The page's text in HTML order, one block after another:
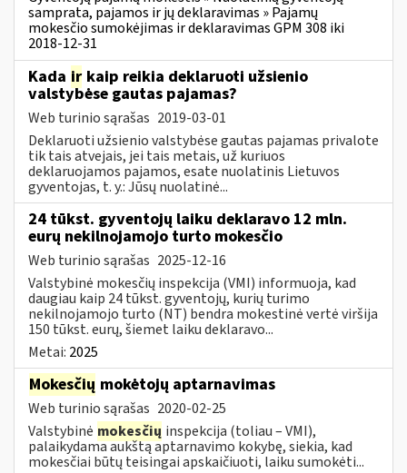
samprata, pajamos ir jų deklaravimas » Pajamų
mokesčio sumokėjimas ir deklaravimas GPM 308 iki
2018-12-31
Kada ir kaip reikia deklaruoti užsienio
valstybėse gautas pajamas?
Web turinio sąrašas 2019-03-01
Deklaruoti užsienio valstybėse gautas pajamas privalote
tik tais atvejais, jei tais metais, už kuriuos
deklaruojamos pajamos, esate nuolatinis Lietuvos
gyventojas, t. y.: Jūsų nuolatinė...
24 tūkst. gyventojų laiku deklaravo 12 mln.
eurų nekilnojamojo turto mokesčio
Web turinio sąrašas 2025-12-16
Valstybinė mokesčių inspekcija (VMI) informuoja, kad
daugiau kaip 24 tūkst. gyventojų, kurių turimo
nekilnojamojo turto (NT) bendra mokestinė vertė viršija
150 tūkst. eurų, šiemet laiku deklaravo...
Metai: 2025
Mokesčių mokėtojų aptarnavimas
Web turinio sąrašas 2020-02-25
Valstybinė mokesčių inspekcija (toliau – VMI),
palaikydama aukštą aptarnavimo kokybę, siekia, kad
mokesčiai būtų teisingai apskaičiuoti, laiku sumokėti...